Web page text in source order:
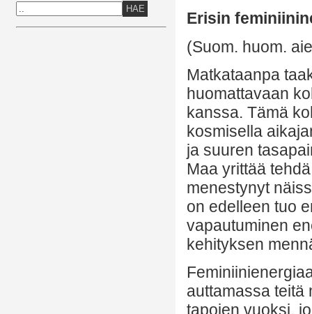
HAE
Erisin
(Suom. huom.
Matkataanpa
huomattavaan
kanssa. Tämä
kosmisella
ja suuren
Maa yrittää
menestynyt
on edelleen tuo
vapautuminen
kehityksen
auttamassa teitä
tapojen vuoksi,